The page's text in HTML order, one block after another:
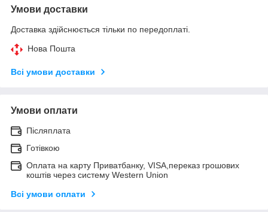
Умови доставки
Доставка здійснюється тільки по передоплаті.
Нова Пошта
Всі умови доставки
Умови оплати
Післяплата
Готівкою
Оплата на карту Приватбанку, VISA,переказ грошових
коштів через систему Western Union
Всі умови оплати